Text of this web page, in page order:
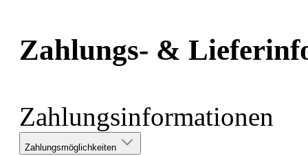
Zahlungs- &
Zahlungsinformationen
Zahlungsmöglichkeiten